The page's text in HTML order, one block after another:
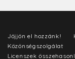
Jöjjön el hozzánk!
Közönségszolgálat
Licenszek